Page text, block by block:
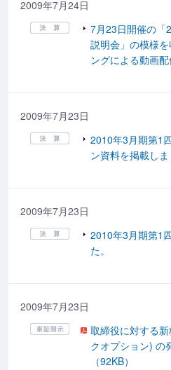
2009年7月24日
7月23日開催の「
説明会」の模様
ングによる動画配
2009年7月23日
2010年3月期第1
ン資料を掲載しま
2009年7月23日
2010年3月期第1
た。
2009年7月23日
取締役に対する
クオプション) の
（92KB）